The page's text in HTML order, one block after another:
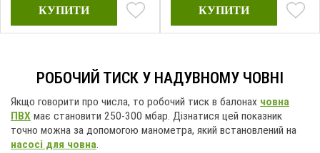
РОБОЧИЙ ТИСК У НАДУВНОМУ ЧОВНІ
Якщо говорити про числа, то робочий тиск в балонах човна
ПВХ має становити 250-300 мбар. Дізнатися цей показник
точно можна за допомогою манометра, який встановлений на
насосі для човна.